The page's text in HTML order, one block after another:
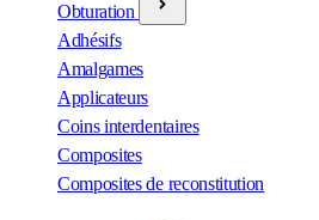
Obturation
Adhésifs
Amalgames
Applicateurs
Coins interdentaires
Composites
Composites de reconstitution